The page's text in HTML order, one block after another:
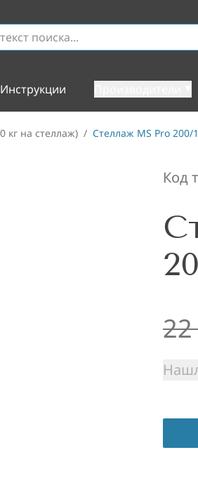
Инструкции
кг на стеллаж) / Стеллаж MS Pro 200/
Код